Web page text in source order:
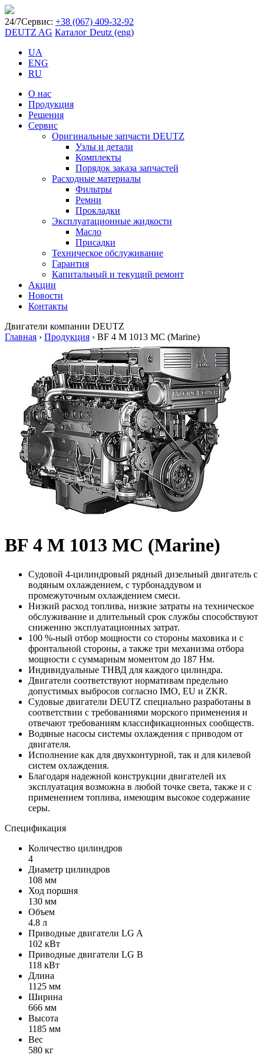
24/7Сервис: +38 (067) 409-32-92
DEUTZ AG Каталог Deutz (eng)
UA
ENG
RU
О нас
Продукция
Решения
Сервис
Оригинальные запчасти DEUTZ
Узлы и детали
Комплекты
Порядок заказа запчастей
Расходные материалы
Фильтры
Ремни
Прокладки
Эксплуатационные жидкости
Масло
Присадки
Техническое обслуживание
Гарантия
Капитальный и текущий ремонт
Акции
Новости
Контакты
Двигатели компании DEUTZ
Главная › Продукция › BF 4 M 1013 MC (Marine)
BF 4 M 1013 MC (Marine)
Судовой 4-цилиндровый рядный дизельный двигатель с
водяным охлаждением, с турбонаддувом и
промежуточным охлаждением смеси.
Низкий расход топлива, низкие затраты на техническое
обслуживание и длительный срок службы способствуют
снижению эксплуатационных затрат.
100 %-ный отбор мощности со стороны маховика и с
фронтальной стороны, а также три механизма отбора
мощности с суммарным моментом до 187 Нм.
Индивидуальные ТНВД для каждого цилиндра.
Двигатели соответствуют нормативам предельно
допустимых выбросов согласно IMO, EU и ZKR.
Судовые двигатели DEUTZ специально разработаны в
соответствии с требованиями морского применения и
отвечают требованиям классификационных сообществ.
Водяные насосы системы охлаждения с приводом от
двигателя.
Исполнение как для двухконтурной, так и для килевой
систем охлаждения.
Благодаря надежной конструкции двигателей их
эксплуатация возможна в любой точке света, также и с
применением топлива, имеющим высокое содержание
серы.
Спецификация
Количество цилиндров
4
Диаметр цилиндров
108 мм
Ход поршня
130 мм
Объем
4.8 л
Приводные двигатели LG A
102 кВт
Приводные двигатели LG B
118 кВт
Длина
1125 мм
Ширина
666 мм
Высота
1185 мм
Вес
580 кг